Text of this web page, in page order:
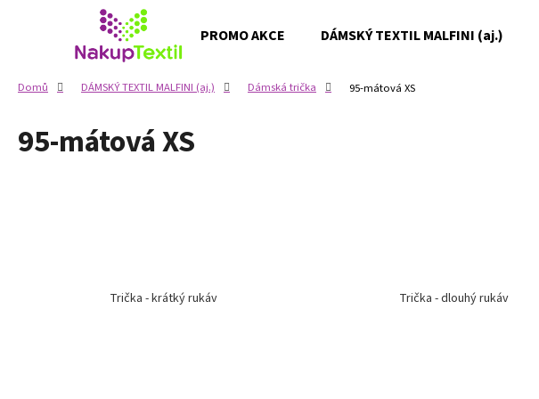
PROMO AKCE DÁMSKÝ TEXTIL MALFINI (aj.)
Domů DÁMSKÝ TEXTIL MALFINI (aj.) Dámská trička 95-mátová XS
95-mátová XS
Trička - krátký rukáv Trička - dlouhý rukáv
Zpět
obchodu
Zpět
obchodu